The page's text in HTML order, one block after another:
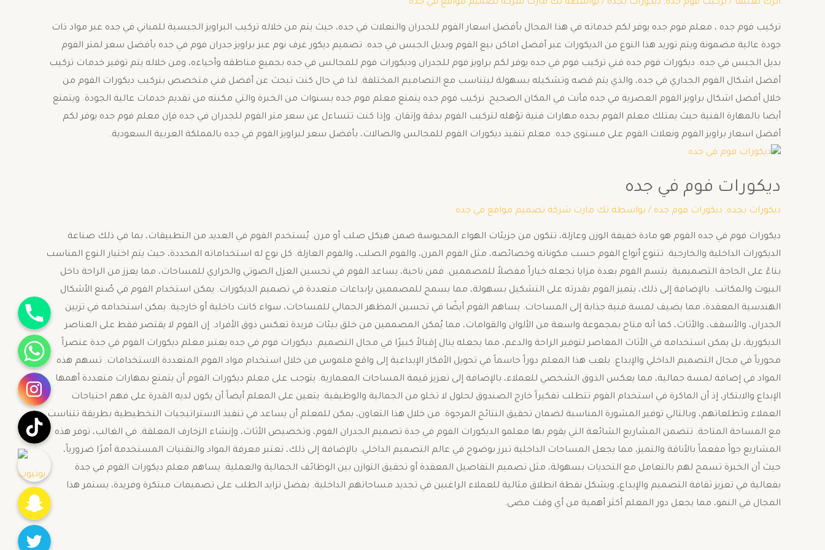
اترك تعليقاً / تركيب فوم جده, ديكورات بجده / بواسطة تك مارت شركة تصميم مواقع في جده
تركيب فوم جده ، معلم فوم جده يوفر لكم خدماته في هذا المجال بأفضل اسعار الفوم للجدران والنعلات في جده، حيث يتم من خلاله تركيب البراويز الجبسية للمباني في جده عبر مواد ذات
جودة عالية مضمونة ويتم توريد هذا النوع من الديكورات عبر أفضل اماكن بيع الفوم وبديل الجبس في جده. تصميم ديكور غرف نوم عبر براويز جدران فوم في جده بأفضل سعر لمتر الفوم
بديل الجبس في جده. ديكورات فوم جده فني تركيب فوم في جده يوفر لكم براويز فوم للجدران وديكورات فوم للمجالس في جده بجميع مناطقه وأحياءه، ومن خلاله يتم توفير خدمات تركيب
أفضل اشكال الفوم الجداري في جده، والذي يتم قصه وتشكيله بسهولة ليتناسب مع التصاميم المختلفة. لذا في حال كنت تبحث عن أفضل فني متخصص بتركيب ديكورات الفوم من
خلال أفضل اشكال براويز الفوم العصرية في جده فأنت في المكان الصحيح. تركيب فوم جده يتمتع معلم فوم جده بسنوات من الخبرة والتي مكنته من تقديم خدمات عالية الجودة. ويتمتع
أيضا بالمهارة الفنية حيث يمتلك معلم الفوم بجده مهارات فنية تؤهله لتركيب الفوم بدقة وإتقان. وإذا كنت تتساءل عن سعر متر الفوم للجدران في جده فإن معلم فوم جده يوفر لكم
أفضل اسعار براويز الفوم ونعلات الفوم على مستوى جده. معلم تنفيذ ديكورات الفوم للمجالس والصالات، بأفضل سعر لبراويز الفوم في جده بالمملكة العربية السعودية.
ديكورات فوم في جده
ديكورات بجده, ديكورات فوم جدة / بواسطة تك مارت شركة تصميم مواقع في جده
ديكورات فوم في جده الفوم هو مادة خفيفة الوزن وعازلة، تتكون من جزيئات الهواء المحبوسة ضمن هيكل صلب أو مرن. يُستخدم الفوم في العديد من التطبيقات، بما في ذلك صناعة
الديكورات الداخلية والخارجية. تتنوع أنواع الفوم حسب مكوناته وخصائصه، مثل الفوم المرن، والفوم الصلب، والفوم العازلة. كل نوع له استخداماته المحددة، حيث يتم اختيار النوع المناسب
بناءً على الحاجة التصميمية. يتسم الفوم بعدة مزايا تجعله خياراً مفضلاً للمصممين. فمن ناحية، يساعد الفوم في تحسين العزل الصوتي والحراري للمساحات، مما يعزز من الراحة داخل
البيوت والمكاتب. بالإضافة إلى ذلك، يتميز الفوم بقدرته على التشكيل بسهولة، مما يسمح للمصممين بإبداعات متعددة في تصميم الديكورات. يمكن استخدام الفوم في صُنع الأشكال
الهندسية المعقدة، مما يضيف لمسة فنية جذابة إلى المساحات. يساهم الفوم أيضًا في تحسين المظهر الجمالي للمساحات، سواء كانت داخلية أو خارجية. يمكن استخدامه في تزيين
الجدران، والأسقف، والأثاث، كما أنه متاح بمجموعة واسعة من الألوان والقوامات، مما يُمكن المصممين من خلق بيئات فريدة تعكس ذوق الأفراد. إن الفوم لا يقتصر فقط على العناصر
الديكورية، بل يمكن استخدامه في الأثاث المعاصر لتوفير الراحة والدعم، مما يجعله ينال إقبالاً كبيرًا في مجال التصميم. ديكورات فوم في جده يعتبر معلم ديكورات الفوم في جدة عنصراً
محورياً في مجال التصميم الداخلي والإبداع. يلعب هذا المعلم دوراً حاسماً في تحويل الأفكار الإبداعية إلى واقع ملموس من خلال استخدام مواد الفوم المتعددة الاستخدامات. تسهم هذه
المواد في إضافة لمسة جمالية، مما يعكس الذوق الشخصي للعملاء، بالإضافة إلى تعزيز قيمة المساحات المعمارية. يتوجب على معلم ديكورات الفوم أن يتمتع بمهارات متعددة أهمها
الإبداع والابتكار، إذ أن الماكرة في استخدام الفوم تتطلب تفكيراً خارج الصندوق لحلول لا تخلو من الجمالية والوظيفية. يتعين على المعلم أيضاً أن يكون لديه القدرة على فهم احتياجات
العملاء وتطلعاتهم، وبالتالي توفير المشورة المناسبة لضمان تحقيق النتائج المرجوة. من خلال هذا التعاون، يمكن للمعلم أن يساعد في تنفيذ الاستراتيجيات التخطيطية بطريقة تتناسب
مع المساحة المتاحة. تتضمن المشاريع الشائعة التي يقوم بها معلمو الديكورات الفوم في جدة تصميم الجدران الفوم، وتخصيص الأثاث، وإنشاء الزخارف المعلقة. في الغالب، توفر هذه
المشاريع جواً مفعماً بالأناقة والتميز، مما يجعل المساحات الداخلية تبرز بوضوح في عالم التصميم الداخلي. بالإضافة إلى ذلك، تعتبر معرفة المواد والتقنيات المستخدمة أمرًا ضرورياً،
حيث أن الخبرة تسمح لهم بالتعامل مع التحديات بسهولة، مثل تصميم التفاصيل المعقدة أو تحقيق التوازن بين الوظائف الجمالية والعملية. يساهم معلم ديكورات الفوم في جدة
بفعالية في تعزيز ثقافة التصميم والإبداع، ويشكل نقطة انطلاق مثالية للعملاء الراغبين في تجديد مساحاتهم الداخلية. بفضل تزايد الطلب على تصميمات مبتكرة وفريدة، يستمر هذا
المجال في النمو، مما يجعل دور المعلم أكثر أهمية من أي وقت مضى.
جوال
واتساب
انستقرام
تيك توك
يوتيوب
Snapchat
Twitter